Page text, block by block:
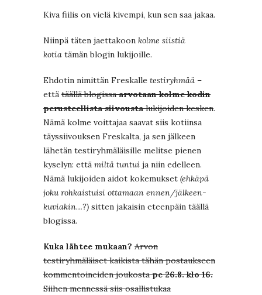
Kiva fiilis on vielä kivempi, kun sen saa jakaa.
Niinpä täten jaettakoon kolme siistiä
kotia tämän blogin lukijoille.
Ehdotin nimittän Freskalle testiryhmää –
että täällä blogissaarvotaan kolme kodin
perusteellista siivoustalukijoiden kesken.
Nämä kolme voittajaa saavat siis kotiinsa
täyssiivouksen Freskalta, ja sen jälkeen
lähetän testiryhmäläisille melitse pienen
kyselyn: että miltä tuntui ja niin edelleen.
Nämä lukijoiden aidot kokemukset (ehkäpä
joku rohkaistuisi ottamaan ennen/jälkeen-
kuviakin…?) sitten jakaisin eteenpäin täällä
blogissa.
Kuka lähtee mukaan? Arvon
testiryhmäläiset kaikista tähän postaukseen
kommentoineiden joukostape 26.8. klo 16.
Siihen mennessä siis osallistukaa